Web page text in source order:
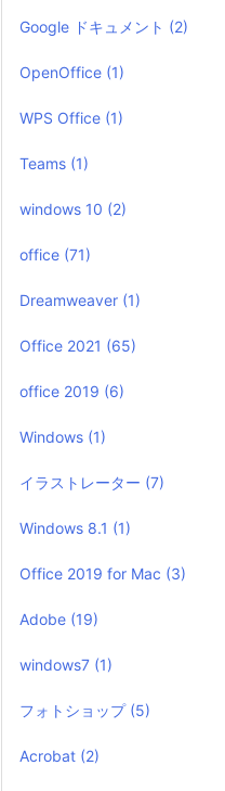
Google ドキュメント (2)
OpenOffice (1)
WPS Office (1)
Teams (1)
windows 10 (2)
office (71)
Dreamweaver (1)
Office 2021 (65)
office 2019 (6)
Windows (1)
イラストレーター (7)
Windows 8.1 (1)
Office 2019 for Mac (3)
Adobe (19)
windows7 (1)
フォトショップ (5)
Acrobat (2)